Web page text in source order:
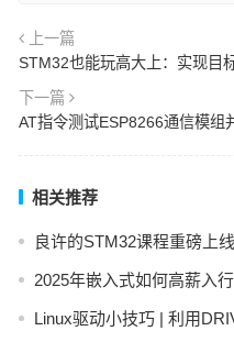
上一篇
STM32也能玩高大上：实现目
下一篇
AT指令测试ESP8266通信模组
相关推荐
良许的STM32课程重磅上
2025年嵌入式如何高薪入行
Linux驱动小技巧 | 利用